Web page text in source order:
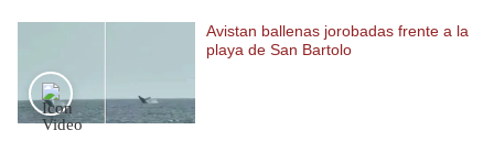
Avistan ballenas jorobadas frente a la
playa de San Bartolo